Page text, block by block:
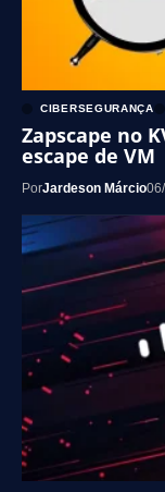
CIBERSEGURANÇA
Zapscape no
escape de VM
PorJardeson Márcio